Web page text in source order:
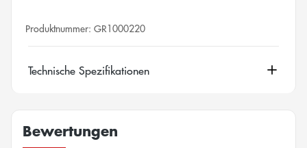
Produktnummer: GR1000220
Technische Spezifikationen
Bewertungen